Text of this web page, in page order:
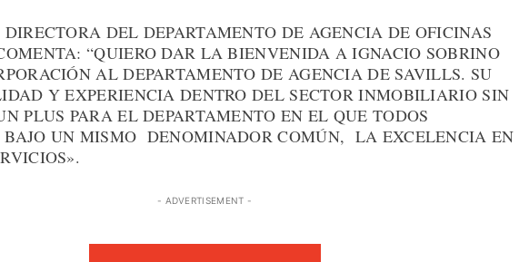
DEL DEPARTAMENTO DE AGENCIA DE OFICINAS
“QUIERO DAR LA BIENVENIDA A IGNACIO SOBRINO
AL DEPARTAMENTO DE AGENCIA DE SAVILLS. SU
Y EXPERIENCIA DENTRO DEL SECTOR INMOBILIARIO SIN
PLUS PARA EL DEPARTAMENTO EN EL QUE TODOS
BAJO UN MISMO DENOMINADOR COMÚN, LA EXCELENCIA EN
- ADVERTISEMENT -